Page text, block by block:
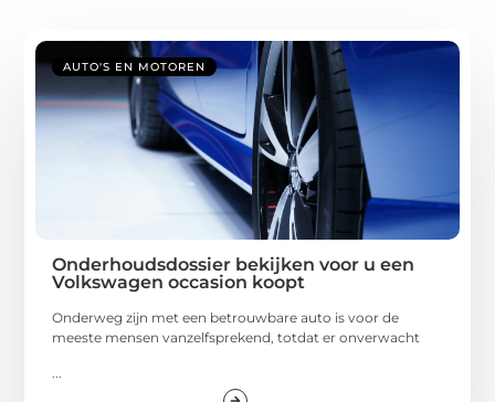
AUTO'S EN MOTOREN
Onderhoudsdossier bekijken voor u een
Volkswagen occasion koopt
Onderweg zijn met een betrouwbare auto is voor de
meeste mensen vanzelfsprekend, totdat er onverwacht
...